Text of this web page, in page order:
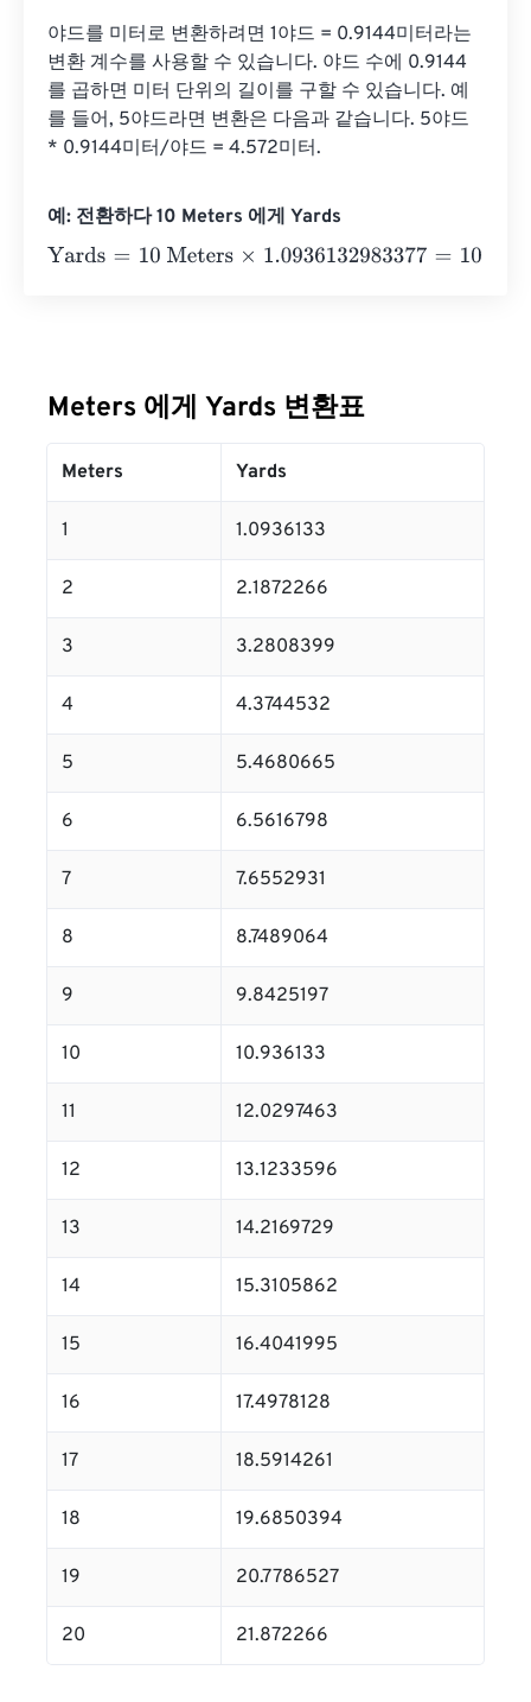
야드를 미터로 변환하려면 1야드 = 0.9144미터라는
변환 계수를 사용할 수 있습니다. 야드 수에 0.9144
를 곱하면 미터 단위의 길이를 구할 수 있습니다. 예
를 들어, 5야드라면 변환은 다음과 같습니다. 5야드
* 0.9144미터/야드 = 4.572미터.
예: 전환하다 10 Meters 에게 Yards
Yards= 10 Meters×1.0936132983377=10.936133 Yards
Meters 에게 Yards 변환표
Meters Yards
1 1.0936133
2 2.1872266
3 3.2808399
4 4.3744532
5 5.4680665
6 6.5616798
7 7.6552931
8 8.7489064
9 9.8425197
10 10.936133
11 12.0297463
12 13.1233596
13 14.2169729
14 15.3105862
15 16.4041995
16 17.4978128
17 18.5914261
18 19.6850394
19 20.7786527
20 21.872266